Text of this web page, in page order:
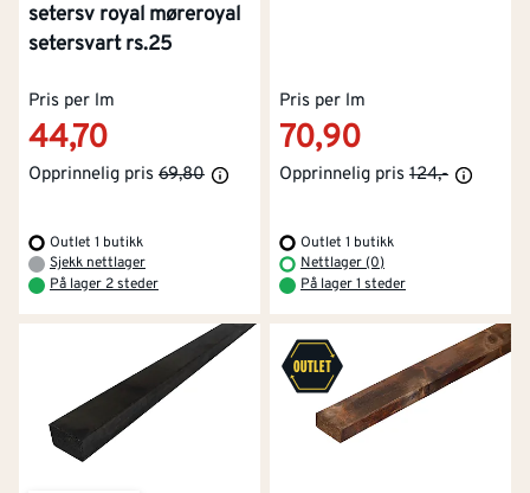
setersv royal møreroyal
setersvart rs.25
Pris per lm
44,70
Opprinnelig pris 69,80
Outlet 1 butikk
Sjekk nettlager
På lager 2 steder
Pris per lm
70,90
Opprinnelig pris 124,-
Outlet 1 butikk
Nettlager (0)
På lager 1 steder